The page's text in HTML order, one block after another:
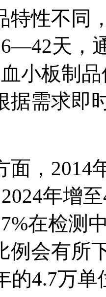
特性不同
天，
小板制
据需求即
， 2014
年增
在检测
例会有所
的4.7万